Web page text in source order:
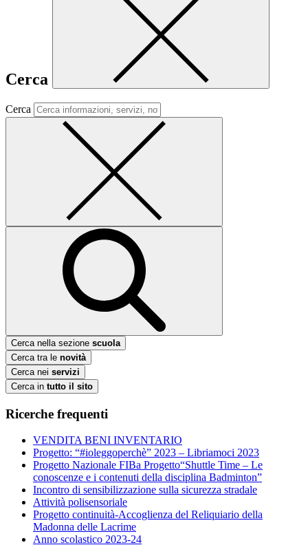
Cerca
Cerca
Cerca nella sezione scuola
Cerca tra le novità
Cerca nei servizi
Cerca in tutto il sito
Ricerche frequenti
VENDITA BENI INVENTARIO
Progetto: “#ioleggoperchè” 2023 – Libriamoci 2023
Progetto Nazionale FIBa Progetto“Shuttle Time – Le
conoscenze e i contenuti della disciplina Badminton”
Incontro di sensibilizzazione sulla sicurezza stradale
Attività polisensoriale
Progetto continuità-Accoglienza del Reliquiario della
Madonna delle Lacrime
Anno scolastico 2023-24